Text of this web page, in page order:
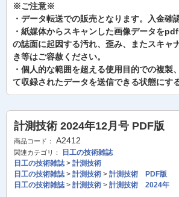
※ご注意※
・データ転送での販売となります。入金確
・紙媒体からスキャンした画像データを
の誌面に起因する汚れ、歪み、またスキャ
き等はご容赦ください。
・個人的な範囲を超える使用目的での複製
て収録されたデータを送信できる状態にす
計測技術 2024年12月号 PDF版
商品コード： A2412
関連カテゴリ：
日工の技術雑誌
日工の技術雑誌> 計測技術
日工の技術雑誌> 計測技術 > 計測技術 PDF版
日工の技術雑誌> 計測技術 > 計測技術 2024年